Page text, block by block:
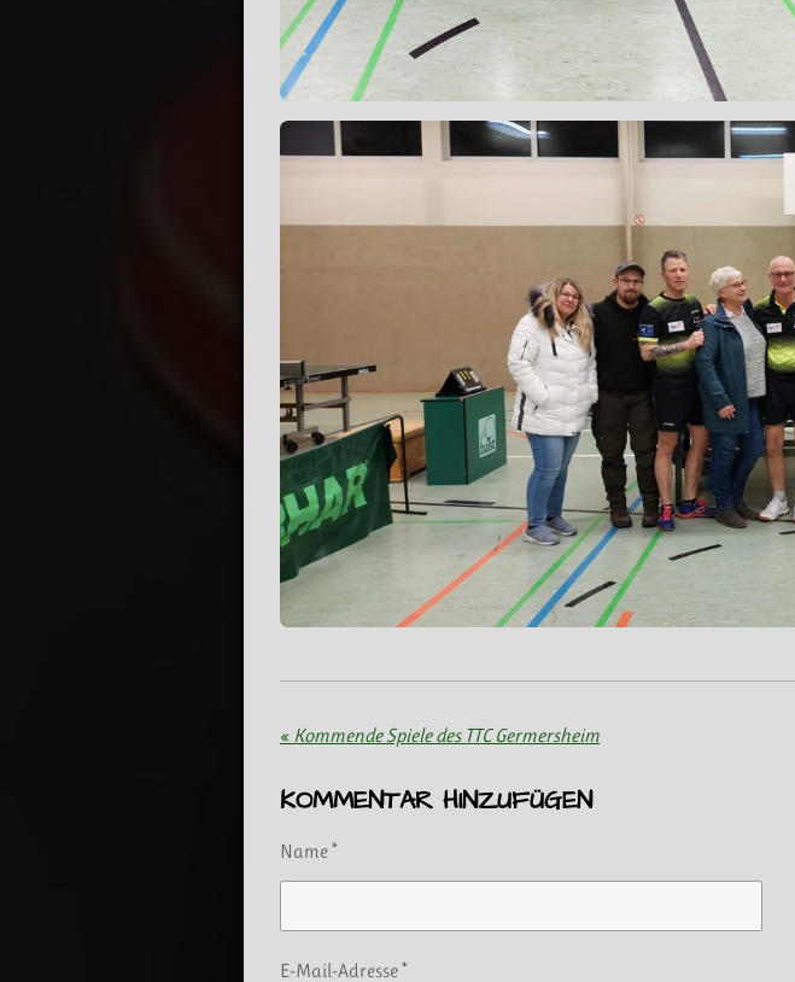
« Kommende Spiele des TTC Germersheim
KOMMENTAR HINZUFÜGEN
Name *
E-Mail-Adresse *